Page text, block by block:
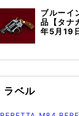
ブルーイ
品【タ
年5月19
ラベル